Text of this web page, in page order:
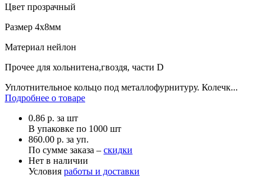
Цвет прозрачный
Размер 4х8мм
Материал нейлон
Прочее для хольнитена,гвоздя, части D
Уплотнительное кольцо под металлофурнитуру. Колечк...
Подробнее о товаре
0.86 р. за шт
В упаковке по 1000 шт
860.00 р. за уп.
По сумме заказа – скидки
Нет в наличии
Условия работы и доставки